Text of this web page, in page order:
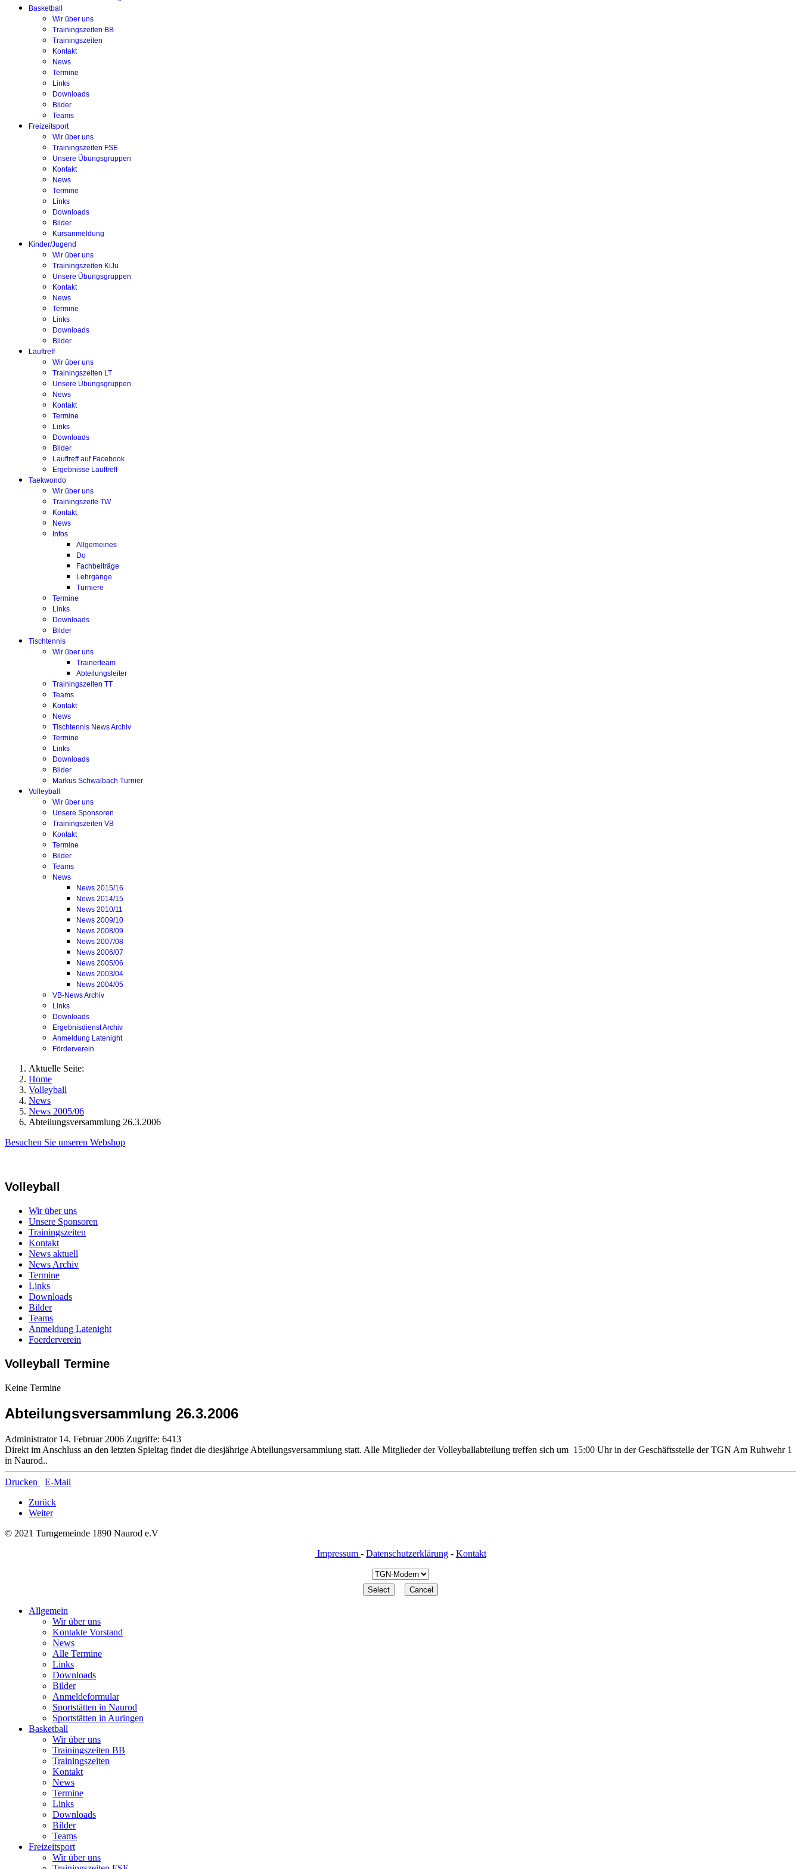
Basketball
Wir über uns
Trainingszeiten BB
Trainingszeiten
Kontakt
News
Termine
Links
Downloads
Bilder
Teams
Freizeitsport
Wir über uns
Trainingszeiten FSE
Unsere Übungsgruppen
Kontakt
News
Termine
Links
Downloads
Bilder
Kursanmeldung
Kinder/Jugend
Wir über uns
Trainingszeiten KiJu
Unsere Übungsgruppen
Kontakt
News
Termine
Links
Downloads
Bilder
Lauftreff
Wir über uns
Trainingszeiten LT
Unsere Übungsgruppen
News
Kontakt
Termine
Links
Downloads
Bilder
Lauftreff auf Facebook
Ergebnisse Lauftreff
Taekwondo
Wir über uns
Trainingszeite TW
Kontakt
News
Infos
Allgemeines
Do
Fachbeiträge
Lehrgänge
Turniere
Termine
Links
Downloads
Bilder
Tischtennis
Wir über uns
Trainerteam
Abteilungsleiter
Trainingszeiten TT
Teams
Kontakt
News
Tischtennis News Archiv
Termine
Links
Downloads
Bilder
Markus Schwalbach Turnier
Volleyball
Wir über uns
Unsere Sponsoren
Trainingszeiten VB
Kontakt
Termine
Bilder
Teams
News
News 2015/16
News 2014/15
News 2010/11
News 2009/10
News 2008/09
News 2007/08
News 2006/07
News 2005/06
News 2003/04
News 2004/05
VB-News Archiv
Links
Downloads
Ergebnisdienst Archiv
Anmeldung Latenight
Förderverein
Aktuelle Seite:
Home
Volleyball
News
News 2005/06
Abteilungsversammlung 26.3.2006
Besuchen Sie unseren Webshop
Volleyball
Wir über uns
Unsere Sponsoren
Trainingszeiten
Kontakt
News aktuell
News Archiv
Termine
Links
Downloads
Bilder
Teams
Anmeldung Latenight
Foerderverein
Volleyball Termine
Keine Termine
Abteilungsversammlung 26.3.2006
Administrator 14. Februar 2006 Zugriffe: 6413
Direkt im Anschluss an den letzten Spieltag findet die diesjährige Abteilungsversammlung statt. Alle Mitglieder der Volleyballabteilung treffen sich um 15:00 Uhr in der Geschäftsstelle der TGN Am Ruhwehr 1
in Naurod..
Drucken
E-Mail
Zurück
Weiter
© 2021 Turngemeinde 1890 Naurod e.V
Impressum - Datenschutzerklärung - Kontakt
Allgemein
Wir über uns
Kontakte Vorstand
News
Alle Termine
Links
Downloads
Bilder
Anmeldeformular
Sportstätten in Naurod
Sportstätten in Auringen
Basketball
Wir über uns
Trainingszeiten BB
Trainingszeiten
Kontakt
News
Termine
Links
Downloads
Bilder
Teams
Freizeitsport
Wir über uns